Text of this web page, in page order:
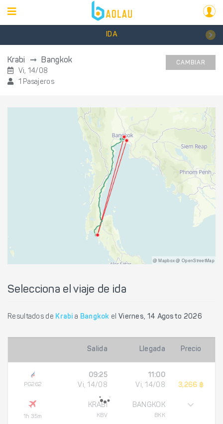
IDA
Krabi Bangkok
Vi, 14/08
1 Pasajeros
CAMBIAR
@ Mapbox @ OpenStreetMap
Selecciona el viaje de ida
Resultados de Krabi a Bangkok el Viernes, 14 Agosto 2026
Salida Llegada Precio
PG262
1h 35m
09:25
Vi, 14/08
KRABI
KBV
11:00
Vi, 14/08
BANGKOK
BKK
3,266 ฿